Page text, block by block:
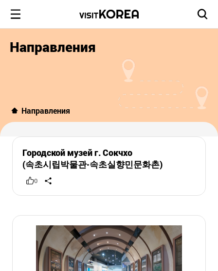
Направления
Направления
Городской музей г. Сокчхо
(속초시립박물관·속초실향민문화촌)
0